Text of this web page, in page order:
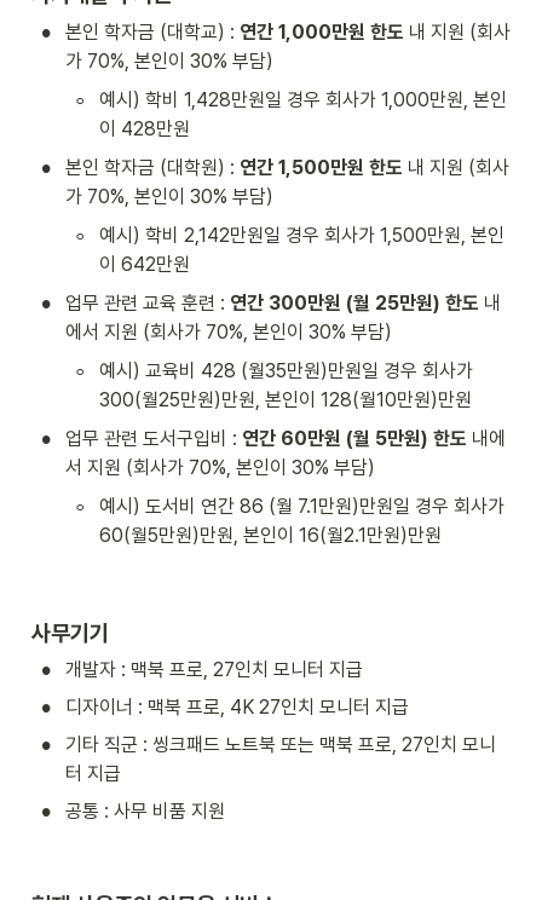
• 본인 학자금 (대학교) : 연간 1,000만원 한도 내 지원 (회사
가 70%, 본인이 30% 부담)
◦
예시) 학비 1,428만원일 경우 회사가 1,000만원, 본인
이 428만원
• 본인 학자금 (대학원) : 연간 1,500만원 한도 내 지원 (회사
가 70%, 본인이 30% 부담)
◦
예시) 학비 2,142만원일 경우 회사가 1,500만원, 본인
이 642만원
• 업무 관련 교육 훈련 : 연간 300만원 (월 25만원) 한도 내
에서 지원 (회사가 70%, 본인이 30% 부담)
◦
예시) 교육비 428 (월35만원)만원일 경우 회사가
300(월25만원)만원, 본인이 128(월10만원)만원
• 업무 관련 도서구입비 : 연간 60만원 (월 5만원) 한도 내에
서 지원 (회사가 70%, 본인이 30% 부담)
◦
예시) 도서비 연간 86 (월 7.1만원)만원일 경우 회사가
60(월5만원)만원, 본인이 16(월2.1만원)만원
사무기기
• 개발자 : 맥북 프로, 27인치 모니터 지급
• 디자이너 : 맥북 프로, 4K 27인치 모니터 지급
•
기타 직군 : 씽크패드 노트북 또는 맥북 프로, 27인치 모니
터 지급
• 공통 : 사무 비품 지원